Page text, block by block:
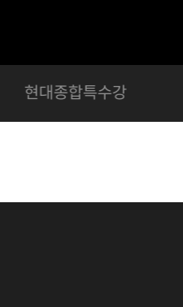
현대종합특수강